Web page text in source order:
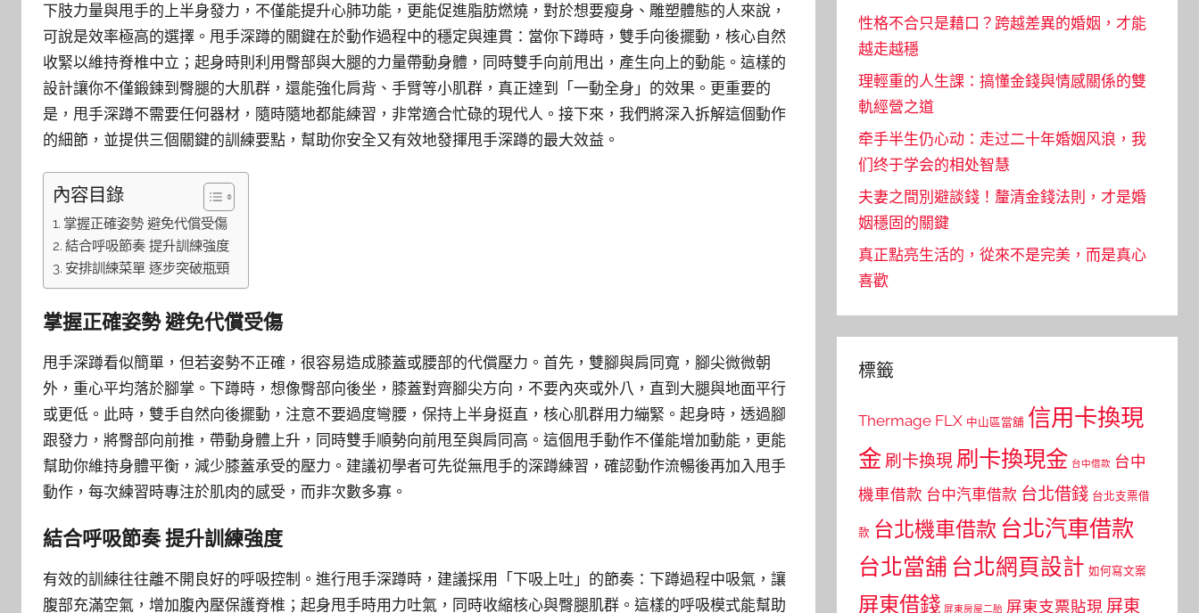
下肢力量與甩手的上半身發力，不僅能提升心肺功能，更能促進脂肪燃燒，對於想要瘦身、雕塑體態的人來說，
可說是效率極高的選擇。甩手深蹲的關鍵在於動作過程中的穩定與連貫：當你下蹲時，雙手向後擺動，核心自然
收緊以維持脊椎中立；起身時則利用臀部與大腿的力量帶動身體，同時雙手向前甩出，產生向上的動能。這樣的
設計讓你不僅鍛鍊到臀腿的大肌群，還能強化肩背、手臂等小肌群，真正達到「一動全身」的效果。更重要的
是，甩手深蹲不需要任何器材，隨時隨地都能練習，非常適合忙碌的現代人。接下來，我們將深入拆解這個動作
的細節，並提供三個關鍵的訓練要點，幫助你安全又有效地發揮甩手深蹲的最大效益。
內容目錄
掌握正確姿勢 避免代償受傷
結合呼吸節奏 提升訓練強度
安排訓練菜單 逐步突破瓶頸
掌握正確姿勢 避免代償受傷
甩手深蹲看似簡單，但若姿勢不正確，很容易造成膝蓋或腰部的代償壓力。首先，雙腳與肩同寬，腳尖微微朝
外，重心平均落於腳掌。下蹲時，想像臀部向後坐，膝蓋對齊腳尖方向，不要內夾或外八，直到大腿與地面平行
或更低。此時，雙手自然向後擺動，注意不要過度彎腰，保持上半身挺直，核心肌群用力繃緊。起身時，透過腳
跟發力，將臀部向前推，帶動身體上升，同時雙手順勢向前甩至與肩同高。這個甩手動作不僅能增加動能，更能
幫助你維持身體平衡，減少膝蓋承受的壓力。建議初學者可先從無甩手的深蹲練習，確認動作流暢後再加入甩手
動作，每次練習時專注於肌肉的感受，而非次數多寡。
結合呼吸節奏 提升訓練強度
有效的訓練往往離不開良好的呼吸控制。進行甩手深蹲時，建議採用「下吸上吐」的節奏：下蹲過程中吸氣，讓
腹部充滿空氣，增加腹內壓保護脊椎；起身甩手時用力吐氣，同時收縮核心與臀腿肌群。這樣的呼吸模式能幫助
性格不合只是藉口？跨越差異的婚姻，才能
越走越穩
理輕重的人生課：搞懂金錢與情感關係的雙
軌經營之道
牵手半生仍心动：走过二十年婚姻风浪，我
们终于学会的相处智慧
夫妻之間別避談錢！釐清金錢法則，才是婚
姻穩固的關鍵
真正點亮生活的，從來不是完美，而是真心
喜歡
標籤
Thermage FLX 中山區當舖 信用卡換現
金 刷卡換現 刷卡換現金 台中借款 台中
機車借款 台中汽車借款 台北借錢 台北支票借
款 台北機車借款 台北汽車借款
台北當舖 台北網頁設計 如何寫文案
屏東借錢 屏東房屋二胎 屏東支票貼現 屏東